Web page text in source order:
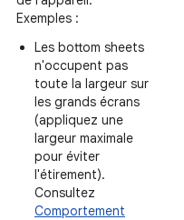
Exemples :
Les bottom sheets
n'occupent pas
toute la largeur sur
les grands écrans
(appliquez une
largeur maximale
pour éviter
l'étirement).
Consultez
Comportement